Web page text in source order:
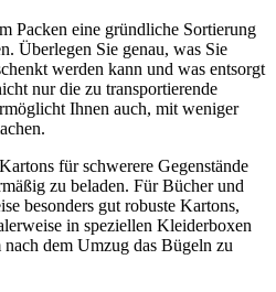
Packen eine gründliche Sortierung
Überlegen Sie genau, was Sie
werden kann und was entsorgt
nur die zu transportierende
Ihnen auch, mit weniger
für schwerere Gegenstände
zu beladen. Für Bücher und
besonders gut robuste Kartons,
in speziellen Kleiderboxen
dem Umzug das Bügeln zu